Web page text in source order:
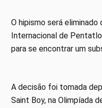
O hipismo será
Internacional de
para se encontrar um
A decisão foi tomada
Saint Boy, na Olimpíada